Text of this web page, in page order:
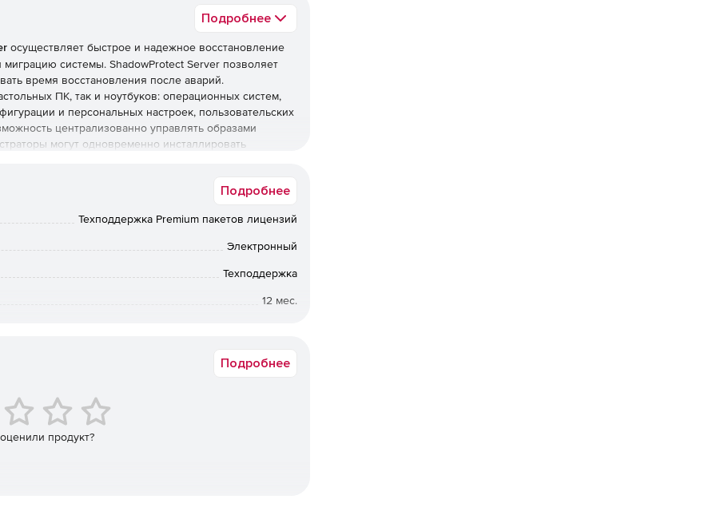
Подробнее
осуществляет быстрое и надежное восстановление
системы. ShadowProtect Server позволяет
время восстановления после аварий.
ПК, так и ноутбуков: операционных систем,
и персональных настроек, пользовательских
централизованно управлять образами
могут одновременно инсталлировать
машины.
Администраторы могут выполнять
быстрое и простое восстановление системы на
нее.
консолидации файлов образов резервных
Подробнее
Техподдержка Premium пакетов лицензий
Электронный
Техподдержка
12 мес.
Подробнее
продукт?